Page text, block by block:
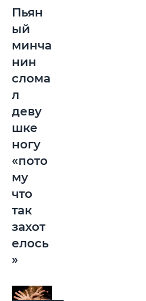
Пьян
ый
минча
нин
слома
л
деву
шке
ногу
«пото
му
что
так
захот
елось
»